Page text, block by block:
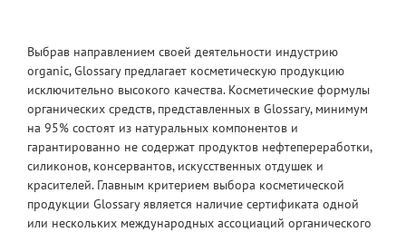
Выбрав направлением своей деятельности индустрию
organic, Glossary предлагает косметическую продукцию
исключительно высокого качества. Косметические формулы
органических средств, представленных в Glossary, минимум
на 95% состоят из натуральных компонентов и
гарантированно не содержат продуктов нефтепереработки,
силиконов, консервантов, искусственных отдушек и
красителей. Главным критерием выбора косметической
продукции Glossary является наличие сертификата одной
или нескольких международных ассоциаций органического